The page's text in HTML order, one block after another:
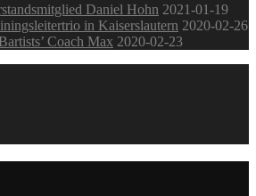
Daniel Hohn 2021-01-19
in Kaiserslautern 2020-02-26
Coach Max 2020-02-23